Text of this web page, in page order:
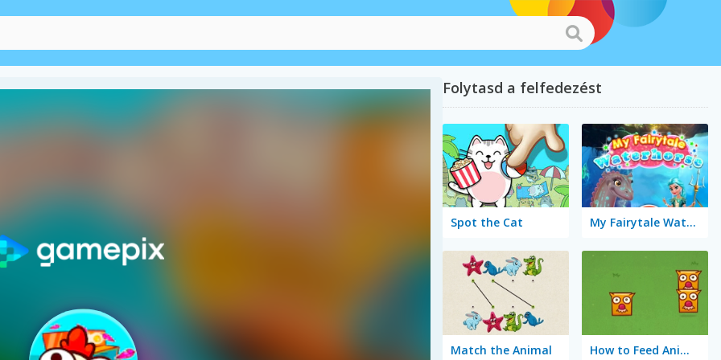
Folytasd a felfedezést
Spot the Cat My Fairytale Water Horse
Match the Animal How to Feed Animals?